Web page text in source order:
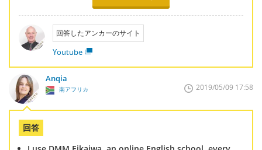
回答したアンカーのサイト
Youtube
Anqia
南アフリカ 2019/05/09 17:58
回答